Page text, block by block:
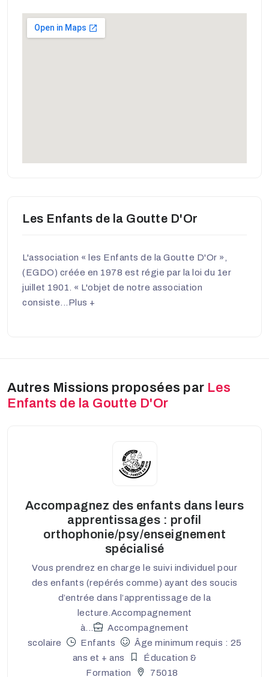
Les Enfants de la Goutte D'Or
L'association « les Enfants de la Goutte D'Or »,
(EGDO) créée en 1978 est régie par la loi du 1er
juillet 1901. « L'objet de notre association
consiste... Plus +
Autres Missions proposées par Les
Enfants de la Goutte D'Or
Accompagnez des enfants dans leurs
apprentissages : profil
orthophonie/psy/enseignement
spécialisé
Vous prendrez en charge le suivi individuel pour
des enfants (repérés comme) ayant des soucis
d’entrée dans l’apprentissage de la
lecture.Accompagnement
à...
Accompagnement
scolaire
Enfants
Âge minimum requis : 25
ans et + ans
Éducation &
Formation
75018